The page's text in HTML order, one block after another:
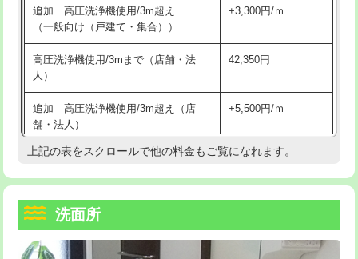
マス交換（深さ50㎝以上） 66,000円
コンクリート斫り（厚さ10㎝まで） 27,500円
コンクリート斫り（厚さ10㎝超え）
モルタル補修（厚さ10㎝まで）
モルタル補修（厚さ10㎝超え） 38,500円
洗面台設置 38,500円
追加人工
廃棄・処分 現場見積
持込商品取付（混合水栓） 16,500円
給水管工事※（ホール加工)
給水管工事※（バンド止め) 3,300円
給水管工事※（支持金具設置) 5,500円
給水管工事※（保温材使用（バンド止
め込み）)
5,500円
給水管工事※（土の掘削・埋め戻し作
業)
11,000円
追加 高圧洗浄機使用/3m超え
（一般向け（戸建て・集合））
+3,300円/ｍ
高圧洗浄機使用/3mまで（店舗・法
人）
42,350円
追加 高圧洗浄機使用/3m超え（店
舗・法人）
+5,500円/ｍ
高度高圧洗浄換 現地調査
トーラー機使用/3mまで
追加トーラー機使用/3m超え +3,300円
上記の表をスクロールで他の料金もご覧になれます。
洗面所